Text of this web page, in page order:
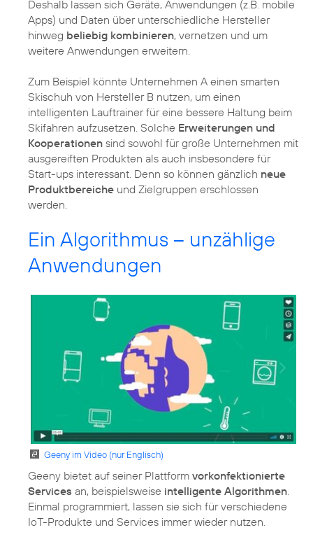
Deshalb lassen sich Geräte, Anwendungen (z.B. mobile
Apps) und Daten über unterschiedliche Hersteller
hinweg beliebig kombinieren, vernetzen und um
weitere Anwendungen erweitern.
Zum Beispiel könnte Unternehmen A einen smarten
Skischuh von Hersteller B nutzen, um einen
intelligenten Lauftrainer für eine bessere Haltung beim
Skifahren aufzusetzen. Solche Erweiterungen und
Kooperationen sind sowohl für große Unternehmen mit
ausgereiften Produkten als auch insbesondere für
Start-ups interessant. Denn so können gänzlich neue
Produktbereiche und Zielgruppen erschlossen
werden.
Ein Algorithmus – unzählige
Anwendungen
Geeny im Video (nur Englisch)
Geeny bietet auf seiner Plattform vorkonfektionierte
Services an, beispielsweise intelligente Algorithmen
Einmal programmiert, lassen sie sich für verschiedene
IoT-Produkte und Services immer wieder nutzen.